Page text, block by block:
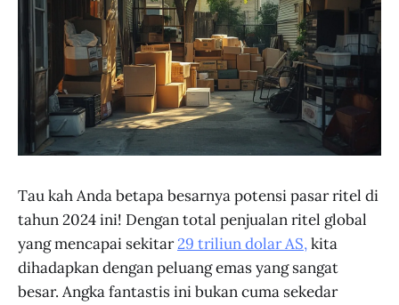
Tau kah Anda betapa besarnya potensi pasar ritel di
tahun 2024 ini! Dengan total penjualan ritel global
yang mencapai sekitar29 triliun dolar AS,kita
dihadapkan dengan peluang emas yang sangat
besar. Angka fantastis ini bukan cuma sekedar